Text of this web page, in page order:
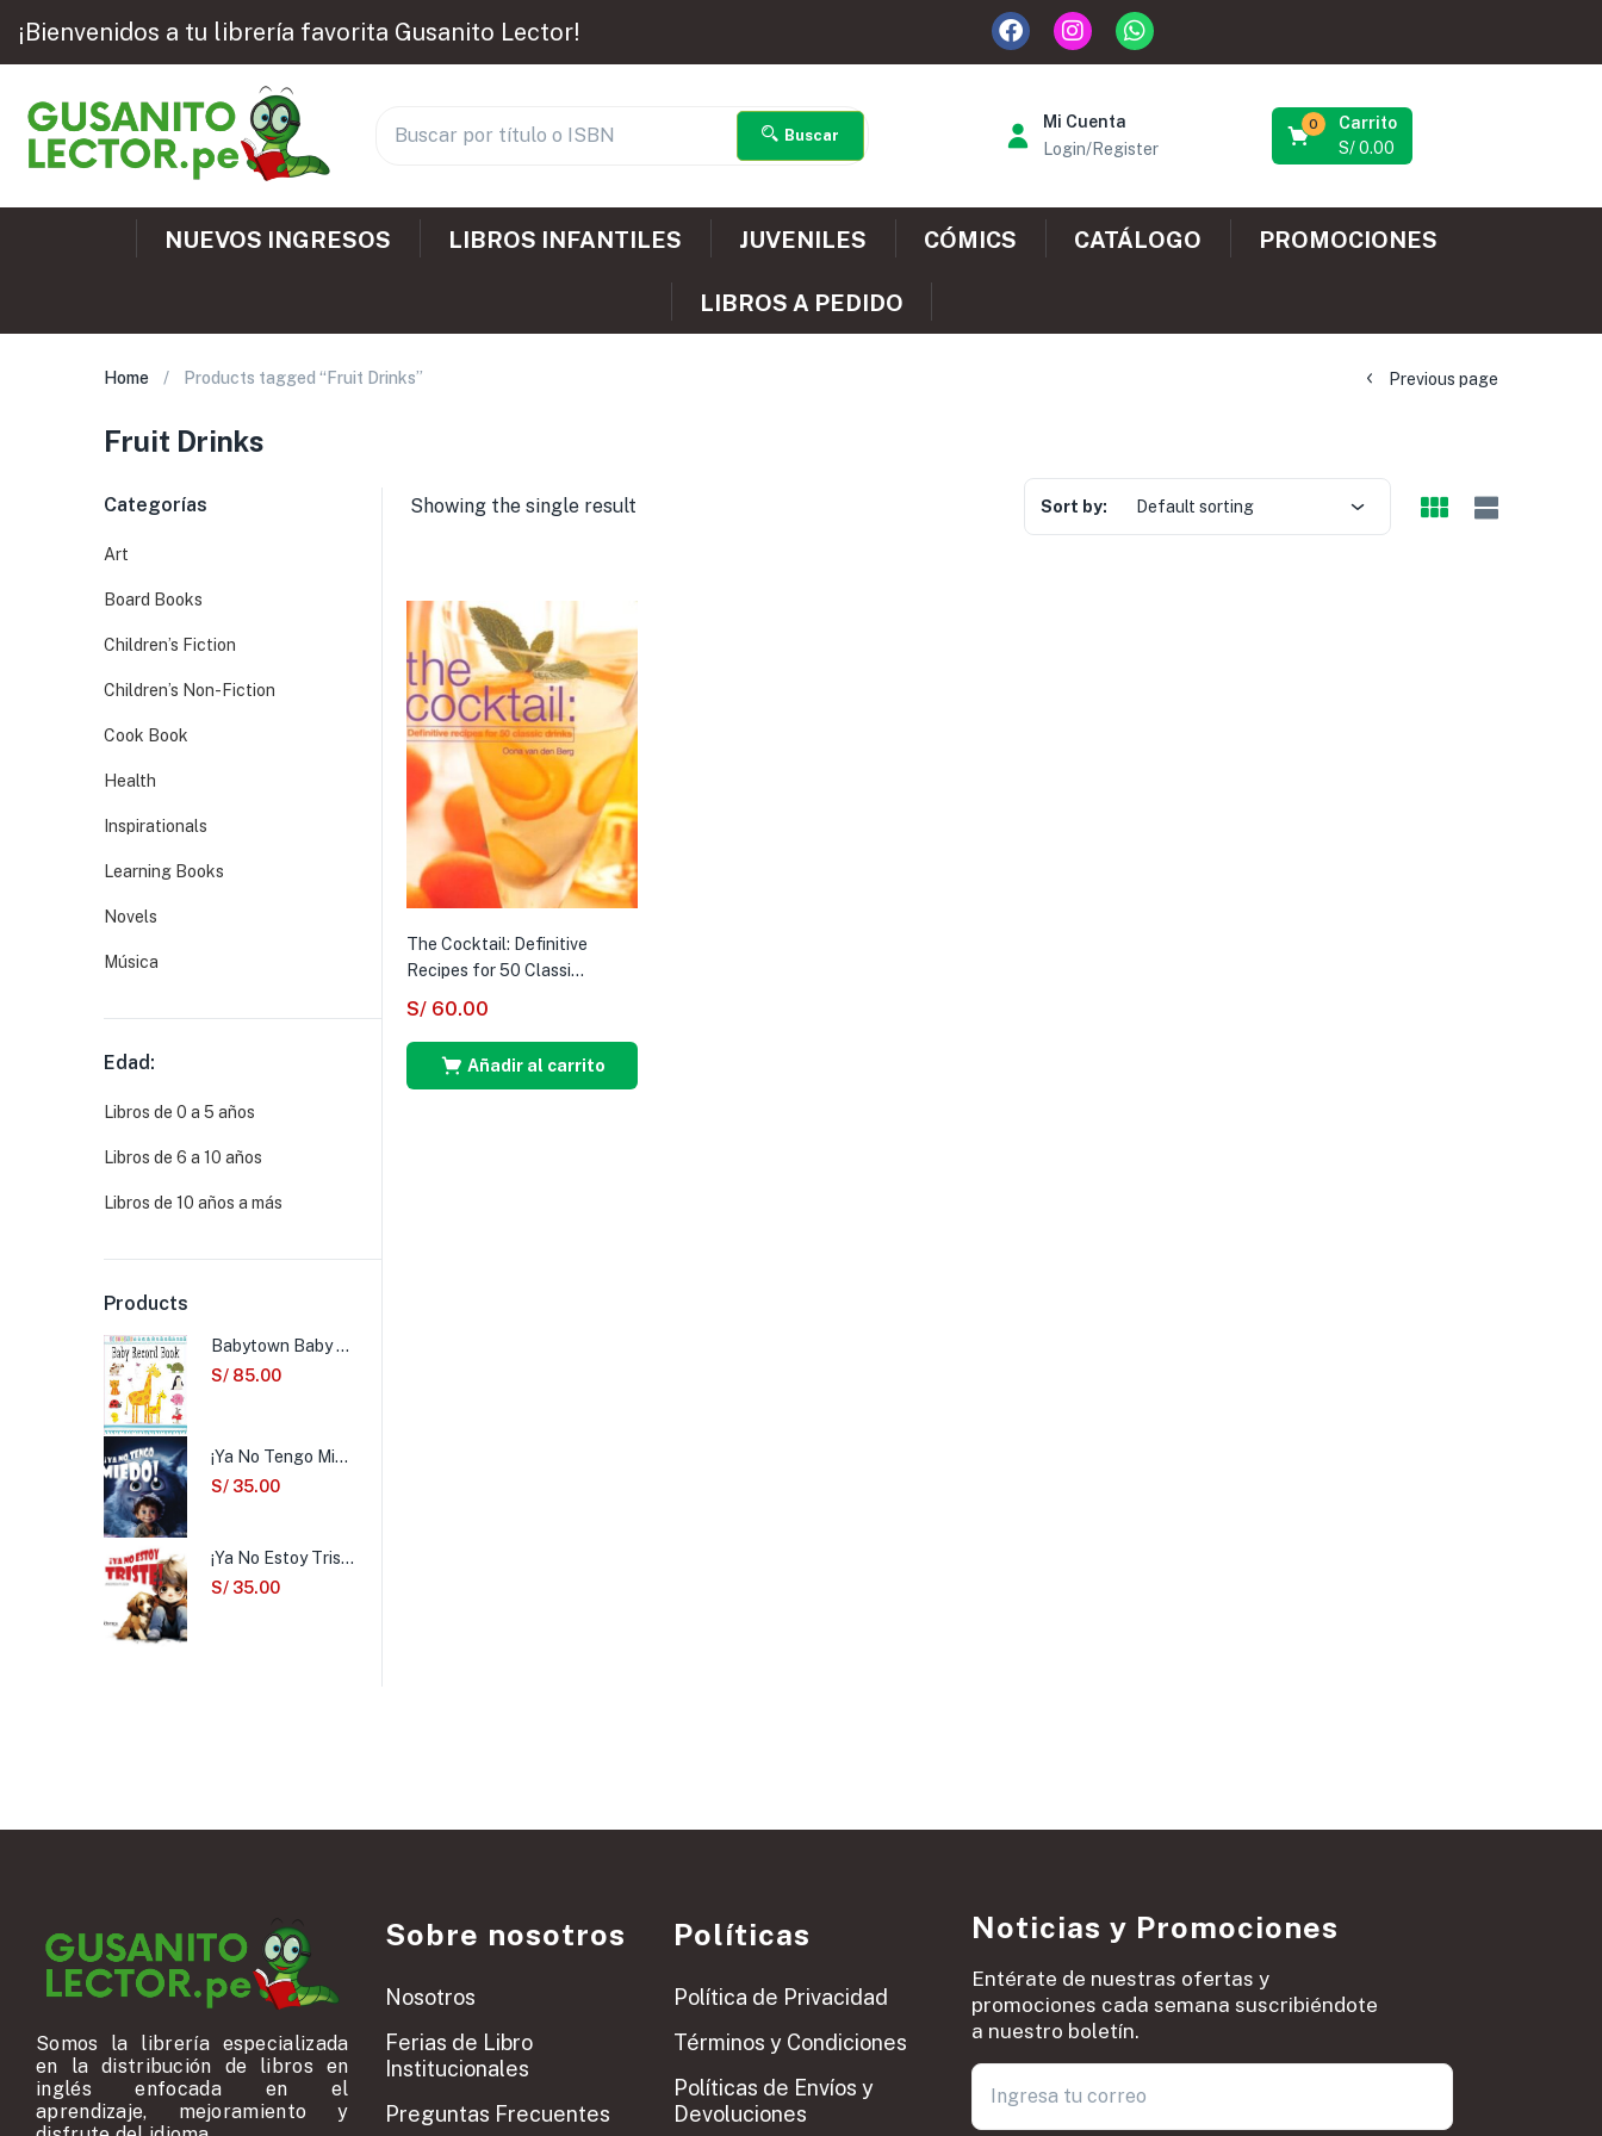
¡Bienvenidos a tu librería favorita Gusanito Lector!
Buscar
Mi Cuenta
Login/Register
Carrito
0
S/0.00
NUEVOS INGRESOS LIBROS INFANTILES JUVENILES CÓMICS CATÁLOGO PROMOCIONES
LIBROS A PEDIDO
Home Products tagged “Fruit Drinks” Previous page
Fruit Drinks
Showing the single result Sort by: Default sorting
The Cocktail: Definitive
Recipes for 50 Classi...
S/ 60.00
Añadir al carrito
Categorías
Art
Board Books
Children’s Fiction
Children’s Non-Fiction
Cook Book
Health
Inspirationals
Learning Books
Novels
Música
Edad:
Libros de 0 a 5 años
Libros de 6 a 10 años
Libros de 10 años a más
Products
Babytown Baby Record Book
S/ 85.00
¡Ya No Tengo Miedo!
S/ 35.00
¡Ya No Estoy Triste!
S/ 35.00
Somos la librería especializada
en la distribución de libros en
inglés enfocada en el
aprendizaje, mejoramiento y
Sobre nosotros
Nosotros
Ferias de Libro
Institucionales
Preguntas Frecuentes
Políticas
Política de Privacidad
Términos y Condiciones
Políticas de Envíos y
Devoluciones
Noticias y Promociones
Entérate de nuestras ofertas y
promociones cada semana suscribiéndote
a nuestro boletín.